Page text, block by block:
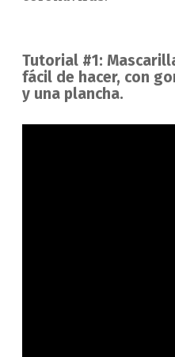
Tutorial #1:
fácil de hacer, con
y una plancha.